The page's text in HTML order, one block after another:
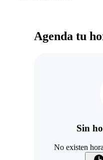
Agenda tu
Sin
No existen